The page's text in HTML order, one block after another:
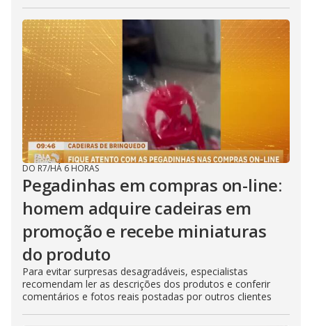
DO R7/HÁ 6 HORAS
Pegadinhas em compras on-line:
homem adquire cadeiras em
promoção e recebe miniaturas
do produto
Para evitar surpresas desagradáveis, especialistas
recomendam ler as descrições dos produtos e conferir
comentários e fotos reais postadas por outros clientes